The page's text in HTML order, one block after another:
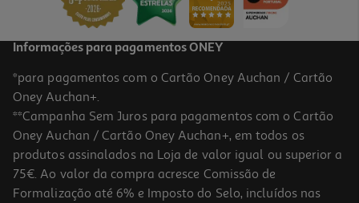
Informações para pagamentos ONEY
*para pagamentos com o Cartão Oney Auchan / Cartão
Oney Auchan+.
**Campanha Sem Juros para pagamentos com o Cartão
Oney Auchan / Cartão Oney Auchan+, em todos os
produtos assinalados na Loja de valor igual ou superior a
75€. Ao valor da compra acresce Comissão de
Formalização até 6% e Imposto do Selo, incluídos nas